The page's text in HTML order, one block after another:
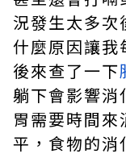
況發生太多次
什麼原因讓我
後來查了一下
躺下會影響消
胃需要時間
平，食物的消